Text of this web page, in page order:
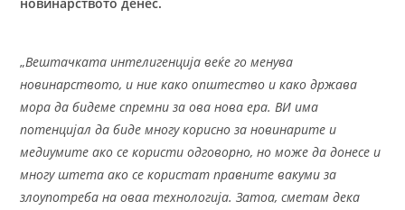
„Вештачката интелигенција веќе го менува
новинарството, и ние како општество и како држава
мора да бидеме спремни за ова нова ера. ВИ има
потенцијал да биде многу корисно за новинарите и
медиумите ако се користи одговорно, но може да донесе и
многу штета ако се користат правните вакуми за
злоупотреба на оваа технологија. Затоа, сметам дека